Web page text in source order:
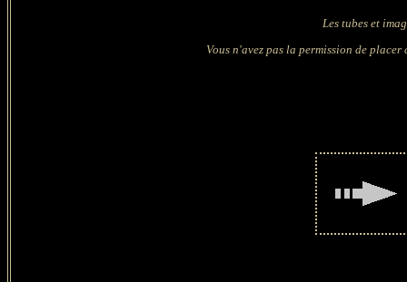
Les tubes et
Vous n'avez pas la permission de